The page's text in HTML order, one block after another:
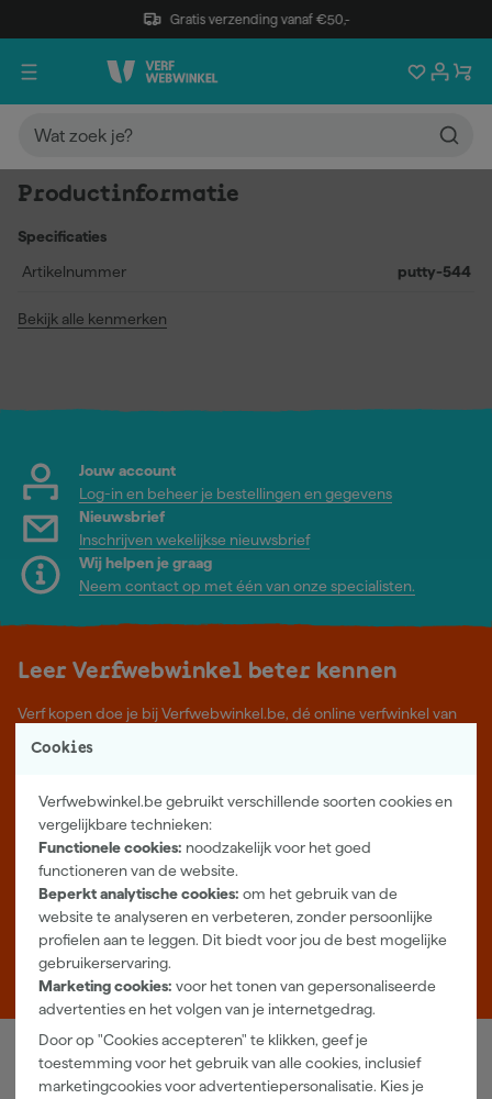
Gratis verzending vanaf €50,-
Cookies
Verfwebwinkel.be gebruikt verschillende soorten cookies en
vergelijkbare technieken:
Functionele cookies: noodzakelijk voor het goed
functioneren van de website.
Beperkt analytische cookies: om het gebruik van de
website te analyseren en verbeteren, zonder persoonlijke
profielen aan te leggen. Dit biedt voor jou de best mogelijke
gebruikerservaring.
Marketing cookies: voor het tonen van gepersonaliseerde
advertenties en het volgen van je internetgedrag.
Door op "Cookies accepteren" te klikken, geef je
toestemming voor het gebruik van alle cookies, inclusief
marketingcookies voor advertentiepersonalisatie. Kies je
Productinformatie
Specificaties
Artikelnummer
putty-544
Bekijk alle kenmerken
Jouw account
Log-in en beheer je bestellingen en gegevens
Nieuwsbrief
Inschrijven wekelijkse nieuwsbrief
Wij helpen je graag
Neem contact op met één van onze specialisten.
Leer Verfwebwinkel beter kennen
Verf kopen doe je bij Verfwebwinkel.be, dé online verfwinkel van
België. Voordelige verf van topkwaliteit en gratis deskundig advies,
Meer over ons
Showroom in Tilburg
Openingstijden
Maandag t/m vrijdag 08:00 - 18:00
Zaterdag 08:00 - 16:00
Zevenheuvelenweg 25
5048 AN Tilburg
Verfwebwinkel